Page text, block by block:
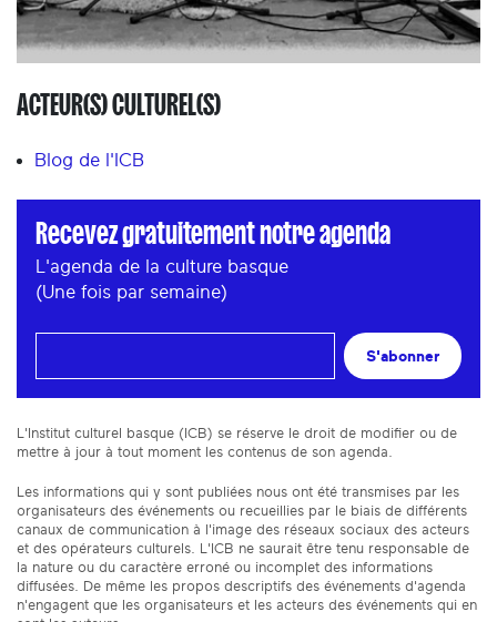
ACTEUR(S) CULTUREL(S)
Blog de l'ICB
Recevez gratuitement notre agenda
L'agenda de la culture basque
(Une fois par semaine)
S'abonner
L'Institut culturel basque (ICB) se réserve le droit de modifier ou de
mettre à jour à tout moment les contenus de son agenda.
Les informations qui y sont publiées nous ont été transmises par les
organisateurs des événements ou recueillies par le biais de différents
canaux de communication à l'image des réseaux sociaux des acteurs
et des opérateurs culturels. L'ICB ne saurait être tenu responsable de
la nature ou du caractère erroné ou incomplet des informations
diffusées. De même les propos descriptifs des événements d'agenda
n'engagent que les organisateurs et les acteurs des événements qui en